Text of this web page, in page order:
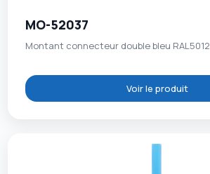
MO-52037
Montant connecteur double bleu RAL5012
Voir le produit